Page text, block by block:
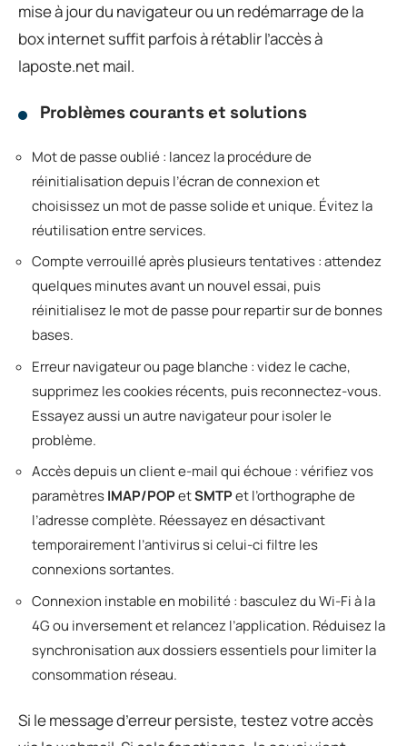
mise à jour du navigateur ou un redémarrage de la
box internet suffit parfois à rétablir l’accès à
laposte.net mail.
Problèmes courants et solutions
Mot de passe oublié : lancez la procédure de
réinitialisation depuis l’écran de connexion et
choisissez un mot de passe solide et unique. Évitez la
réutilisation entre services.
Compte verrouillé après plusieurs tentatives : attendez
quelques minutes avant un nouvel essai, puis
réinitialisez le mot de passe pour repartir sur de bonnes
bases.
Erreur navigateur ou page blanche : videz le cache,
supprimez les cookies récents, puis reconnectez-vous.
Essayez aussi un autre navigateur pour isoler le
problème.
Accès depuis un client e-mail qui échoue : vérifiez vos
paramètresIMAP/POPetSMTPet l’orthographe de
l’adresse complète. Réessayez en désactivant
temporairement l’antivirus si celui-ci filtre les
connexions sortantes.
Connexion instable en mobilité : basculez du Wi-Fi à la
4G ou inversement et relancez l’application. Réduisez la
synchronisation aux dossiers essentiels pour limiter la
consommation réseau.
Si le message d’erreur persiste, testez votre accès